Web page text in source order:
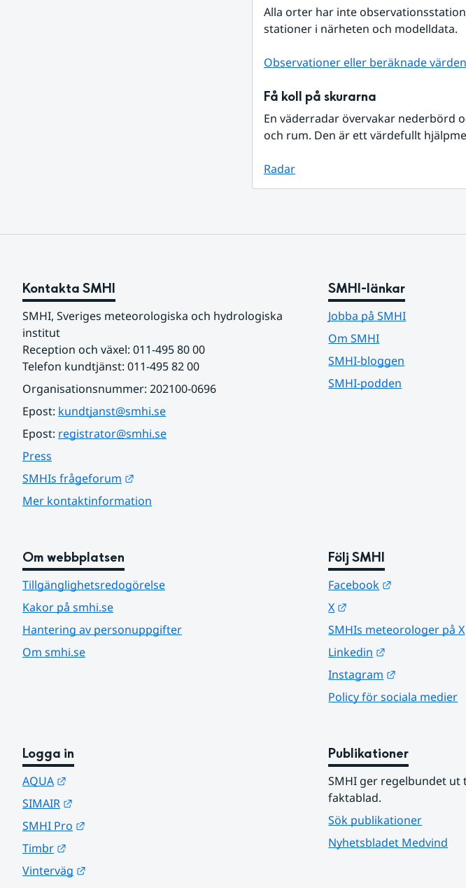
Alla orter har inte
stationer i närheten och modelldata.
Observationer eller beräknade
Få koll på skurarna
En väderradar övervakar nederbörd
och rum. Den är ett värdefullt
Radar
Kontakta SMHI
SMHI, Sveriges meteorologiska och hydrologiska
institut
Reception och växel: 011-495 80 00
Telefon kundtjänst: 011-495 82 00
Organisationsnummer: 202100-0696
Epost: kundtjanst@smhi.se
Epost: registrator@smhi.se
Press
SMHIs frågeforum
Mer kontaktinformation
SMHI-länkar
Jobba på SMHI
Om SMHI
SMHI-bloggen
SMHI-podden
Om webbplatsen
Tillgänglighetsredogörelse
Kakor på smhi.se
Hantering av personuppgifter
Om smhi.se
Följ SMHI
Facebook
X
SMHIs meteorologer på X
Linkedin
Instagram
Policy för sociala medier
Logga in
AQUA
SIMAIR
SMHI Pro
Timbr
Vinterväg
Publikationer
SMHI ger regelbundet
faktablad.
Sök publikationer
Nyhetsbladet Medvind